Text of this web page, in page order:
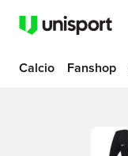
Calcio Fanshop